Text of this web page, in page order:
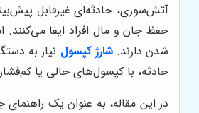
آتش‌سوزی، حادثه‌ای غیرقابل
حفظ جان و مال افراد ایفا
شدن دارند.شارژ کپسول نیاز به
حادثه، با کپسول‌های خالی یا
در این مقاله، به عنوان یک